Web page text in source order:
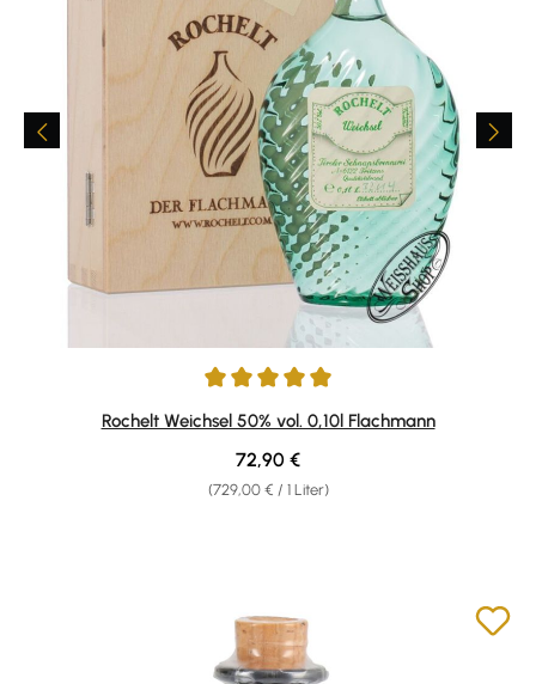
Durchschnittliche Bewertung von 5 von 5 Sternen
Rochelt Weichsel 50% vol. 0,10l Flachmann
(729,00 € / 1 Liter)
Regulärer Preis:
72,90 €